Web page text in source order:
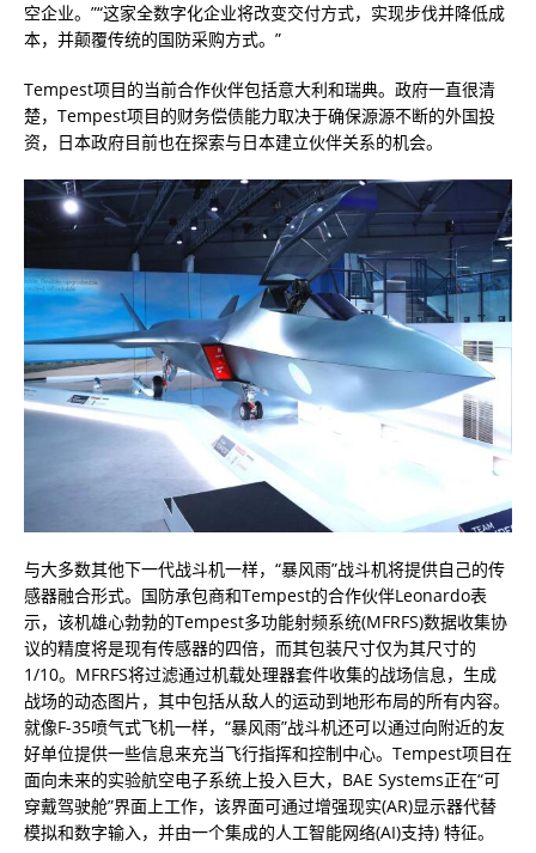
空企业。”“这家全数字化企业将改变交付方式，实现步伐并降低成
本，并颠覆传统的国防采购方式。”
Tempest项目的当前合作伙伴包括意大利和瑞典。政府一直很清
楚，Tempest项目的财务偿债能力取决于确保源源不断的外国投
资，日本政府目前也在探索与日本建立伙伴关系的机会。
与大多数其他下一代战斗机一样，“暴风雨”战斗机将提供自己的传
感器融合形式。国防承包商和Tempest的合作伙伴Leonardo表
示，该机雄心勃勃的Tempest多功能射频系统(MFRFS)数据收集协
议的精度将是现有传感器的四倍，而其包装尺寸仅为其尺寸的
1/10。MFRFS将过滤通过机载处理器套件收集的战场信息，生成
战场的动态图片，其中包括从敌人的运动到地形布局的所有内容。
就像F-35喷气式飞机一样，“暴风雨”战斗机还可以通过向附近的友
好单位提供一些信息来充当飞行指挥和控制中心。Tempest项目在
面向未来的实验航空电子系统上投入巨大，BAE Systems正在“可
穿戴驾驶舱”界面上工作，该界面可通过增强现实(AR)显示器代替
模拟和数字输入，并由一个集成的人工智能网络(AI)支持) 特征。